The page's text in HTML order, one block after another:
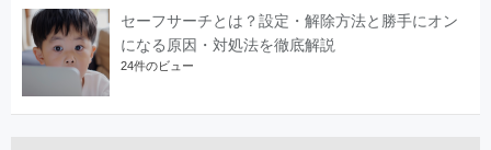
セーフサーチとは？設定・解除方法と勝手にオン
になる原因・対処法を徹底解説
24件のビュー